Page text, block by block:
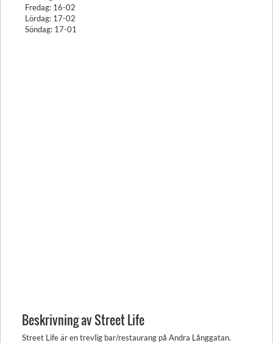
Fredag: 16-02
Lördag: 17-02
Söndag: 17-01
Beskrivning av Street Life
Street Life är en trevlig bar/restaurang på Andra Långgatan.